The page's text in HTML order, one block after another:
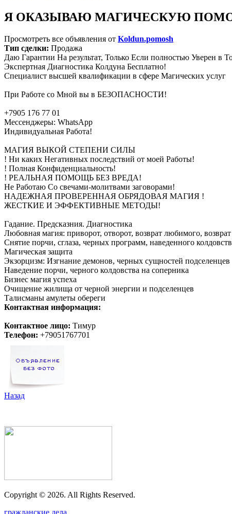
Я ОКАЗЫВАЮ МАГИЧЕСКУЮ
Просмотреть все объявления от Koldun.pomosh
Тип сделки: Продажа
Даю Гарантии На результат, Только Если полностью Уверен
Экспертная Диагностика Колдуна Бесплатно!
Специалист высшей квалификации в сфере Магических услуг
При Работе со Мной вы в БЕЗОПАСНОСТИ!
+7905 176 77 01
Мессенджеры: WhatsApp
Индивидуальная Работа!
МАГИЯ ВЫКОЙ СТЕПЕНИ СИЛЫ
! Ни каких Негативных последствий от моей Работы!
! Полная Конфиденциальность!
! РЕАЛЬНАЯ ПОМОЩЬ БЕЗ ВРЕДА!
Не Работаю Со свечами-молитвами заговорами!
НАДЕЖНАЯ ПРОВЕРЕННАЯ ОБРЯДОВАЯ МАГИЯ !
ЖЕСТКИЕ И ЭФФЕКТИВНЫЕ МЕТОДЫ!
Гадание. Предсказния. Диагностика
Любовная магия: приворот, отворот, возврат любимого,
Снятие порчи, сглаза, черных программ, наведенного
Магическая защита
Экзорцизм: Изгнание демонов, черных сущностей подселенцев
Наведение порчи, черного колдовства на соперника
Бизнес магия успеха
Очищение жилища от черной энергии и подселенцев
Талисманы амулеты обереги
Контактная информация:
Контактное лицо: Тимур
Телефон: +79051767701
Назад
Copyright © 2026. All Rights Reserved.
гражданские дела